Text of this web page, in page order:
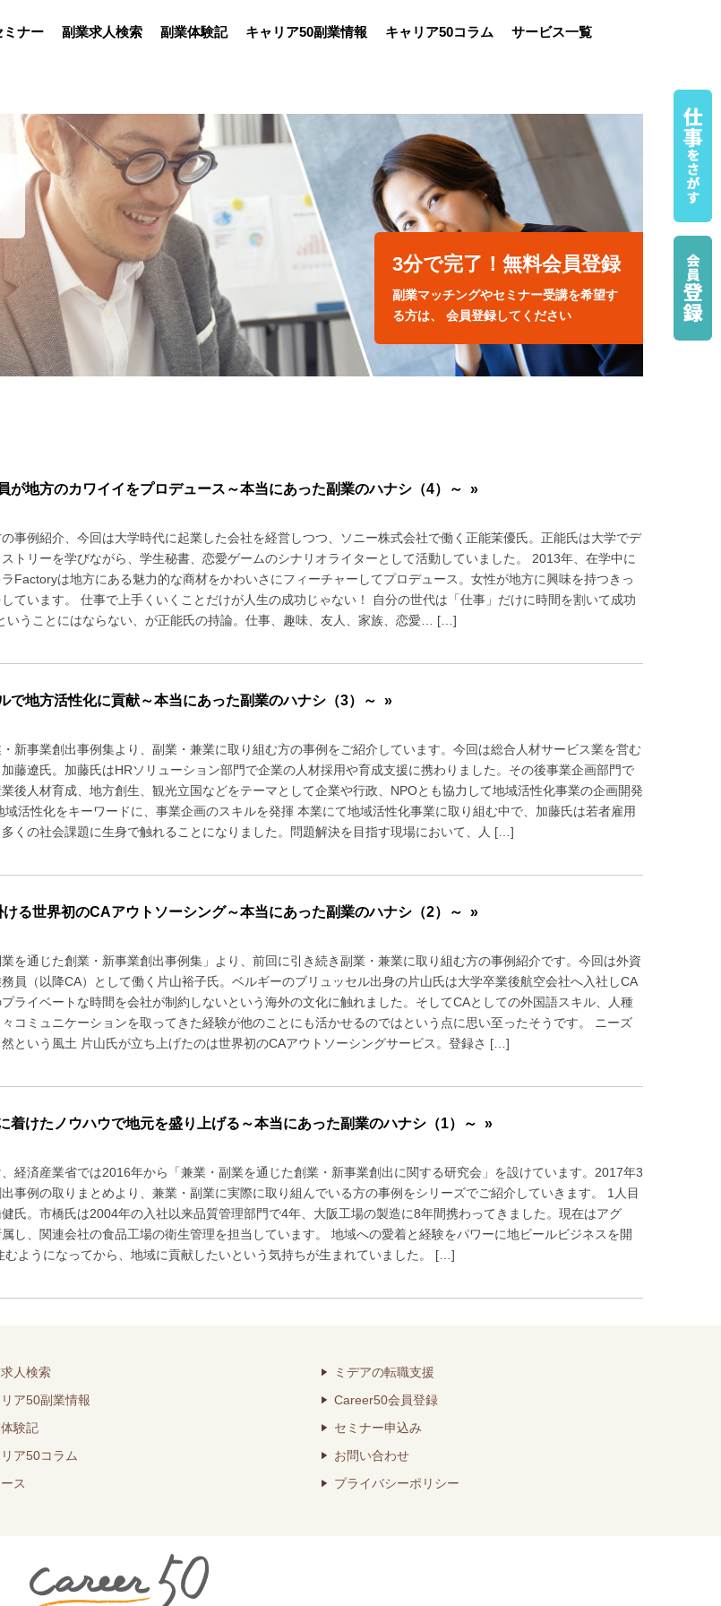
ミナー 副業求人検索 副業体験記 キャリア50副業情報 キャリア50コラム サービス一覧
3分で完了！無料会員登録
副業マッチングやセミナー受講を希望す
る方は、 会員登録してください
が地方のカワイイをプロデュース～本当にあった副業のハナシ（4）～ »
事例紹介、今回は大学時代に起業した会社を経営しつつ、ソニー株式会社で働く正能茉優氏。正能氏は大学でデ
トリーを学びながら、学生秘書、恋愛ゲームのシナリオライターとして活動していました。 2013年、在学中に
Factoryは地方にある魅力的な商材をかわいさにフィーチャーしてプロデュース。女性が地方に興味を持つきっ
ています。 仕事で上手くいくことだけが人生の成功じゃない！ 自分の世代は「仕事」だけに時間を割いて成功
いうことにはならない、が正能氏の持論。仕事、趣味、友人、家族、恋愛… […]
で地方活性化に貢献～本当にあった副業のハナシ（3）～ »
新事業創出事例集より、副業・兼業に取り組む方の事例をご紹介しています。今回は総合人材サービス業を営む
藤遼氏。加藤氏はHRソリューション部門で企業の人材採用や育成支援に携わりました。その後事業企画部門で
後人材育成、地方創生、観光立国などをテーマとして企業や行政、NPOとも協力して地域活性化事業の企画開発
域活性化をキーワードに、事業企画のスキルを発揮 本業にて地域活性化事業に取り組む中で、加藤氏は若者雇用
くの社会課題に生身で触れることになりました。問題解決を目指す現場において、人 […]
る世界初のCAアウトソーシング～本当にあった副業のハナシ（2）～ »
を通じた創業・新事業創出事例集」より、前回に引き続き副業・兼業に取り組む方の事例紹介です。今回は外資
員（以降CA）として働く片山裕子氏。ベルギーのブリュッセル出身の片山氏は大学卒業後航空会社へ入社しCA
ライベートな時間を会社が制約しないという海外の文化に触れました。そしてCAとしての外国語スキル、人種
コミュニケーションを取ってきた経験が他のことにも活かせるのではという点に思い至ったそうです。 ニーズ
という風土 片山氏が立ち上げたのは世界初のCAアウトソーシングサービス。登録さ […]
着けたノウハウで地元を盛り上げる～本当にあった副業のハナシ（1）～ »
経済産業省では2016年から「兼業・副業を通じた創業・新事業創出に関する研究会」を設けています。2017年3
事例の取りまとめより、兼業・副業に実際に取り組んでいる方の事例をシリーズでご紹介していきます。 1人目
氏。市橋氏は2004年の入社以来品質管理部門で4年、大阪工場の製造に8年間携わってきました。現在はアグ
し、関連会社の食品工場の衛生管理を担当しています。 地域への愛着と経験をパワーに地ビールビジネスを開
むようになってから、地域に貢献したいという気持ちが生まれていました。 […]
人検索
ア50副業情報
験記
ア50コラム
ス
ミデアの転職支援
Career50会員登録
セミナー申込み
お問い合わせ
プライバシーポリシー